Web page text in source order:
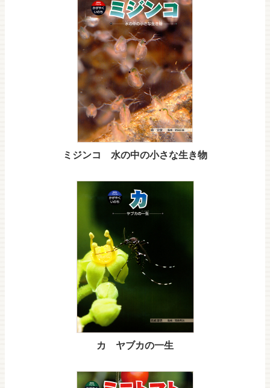
ミジンコ 水の中の小さな生き物
カ ヤブカの一生